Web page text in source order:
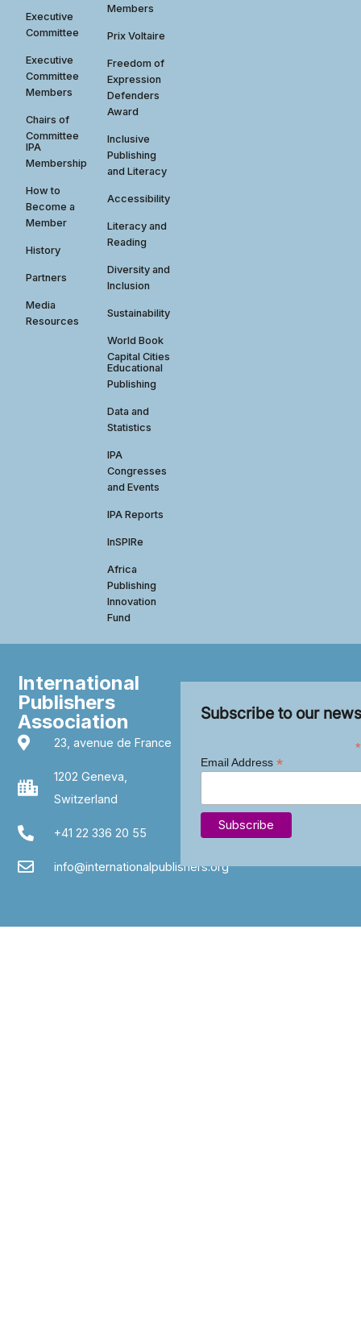
Executive
Committee
Executive
Committee
Members
Chairs of
Committee
IPA
Membership
How to
Become a
Member
History
Partners
Media
Resources
Members
Prix Voltaire
Freedom of
Expression
Defenders
Award
Inclusive
Publishing
and Literacy
Accessibility
Literacy and
Reading
Diversity and
Inclusion
Sustainability
World Book
Capital Cities
Educational
Publishing
Data and
Statistics
IPA
Congresses
and Events
IPA Reports
InSPIRe
Africa
Publishing
Innovation
Fund
International
Publishers
Association
23, avenue de France
1202 Geneva,
Switzerland
+41 22 336 20 55
info@internationalpublishers.org
Subscribe to our
*
Email Address *